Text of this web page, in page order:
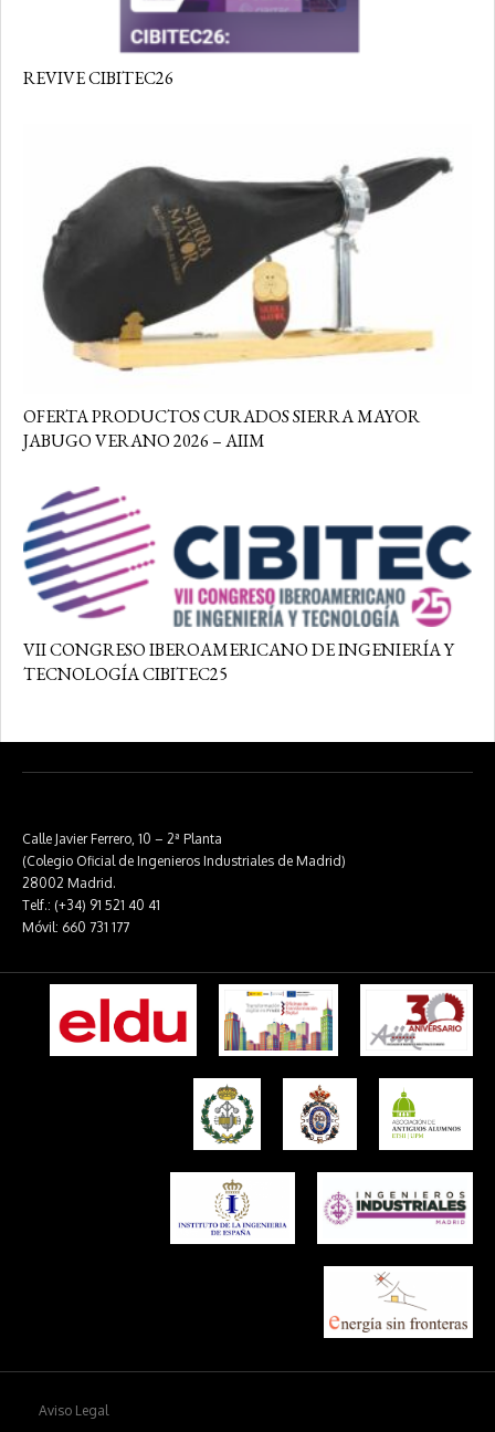
REVIVE CIBITEC26
OFERTA PRODUCTOS CURADOS SIERRA MAYOR
JABUGO VERANO 2026 – AIIM
VII CONGRESO IBEROAMERICANO DE INGENIERÍA Y
TECNOLOGÍA CIBITEC25
Calle Javier Ferrero, 10 – 2ª Planta
(Colegio Oficial de Ingenieros Industriales de Madrid)
28002 Madrid.
Telf.: (+34) 91 521 40 41
Móvil: 660 731 177
Aviso Legal